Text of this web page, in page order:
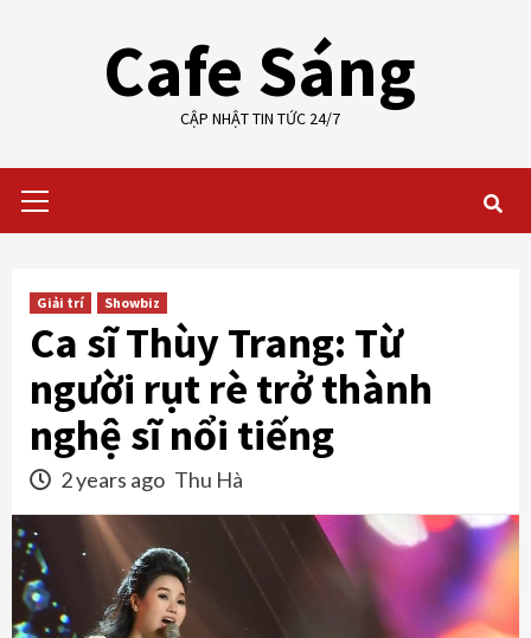
Cafe Sáng
CẬP NHẬT TIN TỨC 24/7
Menu
Giải trí Showbiz
Ca sĩ Thùy Trang: Từ
người rụt rè trở thành
nghệ sĩ nổi tiếng
2 years ago Thu Hà